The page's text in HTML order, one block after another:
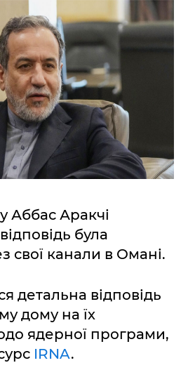
Аббас Аракчі
була
свої канали в Омані.
детальна відповідь
дому на їх
ядерної програми,
IRNA.